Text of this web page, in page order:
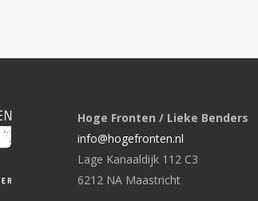
Hoge Fronten / Lieke Benders
info@hogefronten.nl
Lage Kanaaldijk 112 C3
6212 NA Maastricht